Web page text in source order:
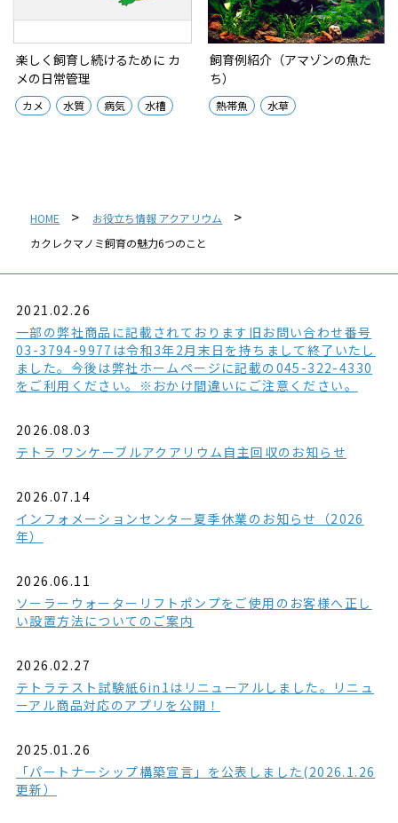
楽しく飼育し続けるために カ
メの日常管理
カメ 水質 病気 水槽
飼育例紹介（アマゾンの魚た
ち）
熱帯魚 水草
HOME
お役立ち情報 アクアリウム
カクレクマノミ飼育の魅力6つのこと
2021.02.26
一部の弊社商品に記載されております旧お問い合わせ番号
03-3794-9977は令和3年2月末日を持ちまして終了いたし
ました。今後は弊社ホームページに記載の045-322-4330
をご利用ください。※おかけ間違いにご注意ください。
2026.08.03
テトラ ワンケーブルアクアリウム自主回収のお知らせ
2026.07.14
インフォメーションセンター夏季休業のお知らせ（2026
年）
2026.06.11
ソーラーウォーターリフトポンプをご使用のお客様へ正し
い設置方法についてのご案内
2026.02.27
テトラテスト試験紙6in1はリニューアルしました。リニュ
ーアル商品対応のアプリを公開！
2025.01.26
「パートナーシップ構築宣言」を公表しました(2026.1.26
更新）